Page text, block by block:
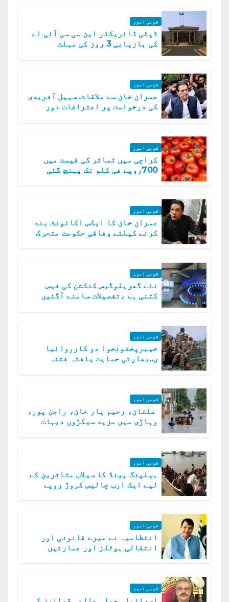
قومی امور
ڈپٹی ڈائریکٹر این سی سی آئی اے
کی بازیابی 3 روز کی مہلت
قومی امور
عمران خان سے ملاقات. سہیل آفریدی
کی درخواست پر اعتراضات دور
قومی امور
کراچی میں ٹماٹر کی قیمت میں
700روپے فی کلو تک پہنچ گئی
قومی امور
عمران خان کا ایکس اکائونٹ بند
کرنے کیلئے وفاقی حکومت متحرک
قومی امور
نئے گھریلوگیس کنکشن کی فیس
کتنی ہے ،تفصیلات سامنے آگئیں
قومی امور
خیبرپختونخوا دو کارروائیا
ں..بھارتی حمایت یافتہ فتنہ
قومی امور
ملتان، رحیم یار خان، راجن پور،
وہاڑی میں مزید سیکڑوں دیہات
قومی امور
ہیلپنگ ہینڈ کا سیلاب متاثرین کے
لیے ایک ارب چالیس کروڑ روپے
قومی امور
انتظامیہ نے میرے قانونی اور
انتقالی ہوٹلز اور عمارتیں
قومی امور